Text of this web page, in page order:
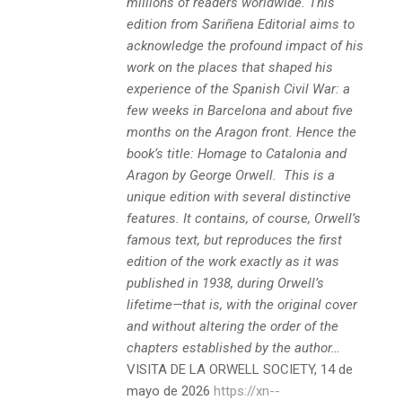
edition from Sariñena Editorial aims to
acknowledge the profound impact of his
work on the places that shaped his
experience of the Spanish Civil War: a
few weeks in Barcelona and about five
months on the Aragon front. Hence the
book’s title: Homage to Catalonia and
Aragon by George Orwell.
This is a
unique edition with several distinctive
features. It contains, of course, Orwell’s
famous text, but reproduces the first
edition of the work exactly as it was
published in 1938, during Orwell’s
lifetime—that is, with the original cover
and without altering the order of the
chapters established by the author…
VISITA DE LA ORWELL SOCIETY, 14 de
mayo de 2026 https://xn--